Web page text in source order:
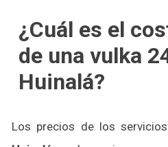
¿Cuál es el
de una vulka
Huinalá?
Los precios de los